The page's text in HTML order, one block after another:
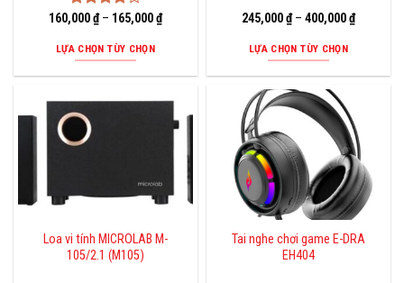
Được
4.005
sao
160,000₫– 165,000₫
LỰA CHỌN TÙY CHỌN
thể.
tùy
chọn
245,000₫– 400,000₫
LỰA CHỌN TÙY CHỌN
phẩm
này
nhiều
biến
thể.
Các
tùy
chọn
Loa vi tính MICROLAB M-
105/2.1 (M105)
Tai nghe chơi game E-DRA
EH404